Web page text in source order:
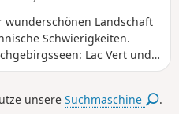
Landschaft
Schwierigkeiten.
Lac Vert und
über den Kamm von
denGR®5.
unsereSuchmaschine .